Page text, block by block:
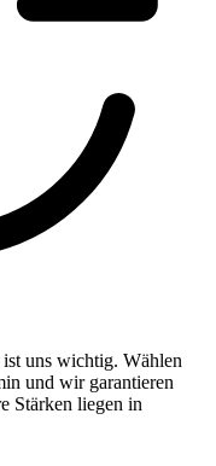
uns wichtig. Wählen
und wir garantieren
Stärken liegen in